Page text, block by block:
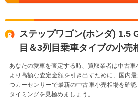
ステップワゴン(ホンダ) 1.5
目＆3列目乗車タイプの小売
あなたの愛車を査定する時、買取業者は中古車
より高額な査定金額を引き出すために、国内
つカーセンサーで最新の中古車小売相場を確
タイミングを見極めましょう。